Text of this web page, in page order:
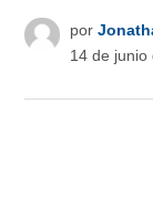
por
14 de junio